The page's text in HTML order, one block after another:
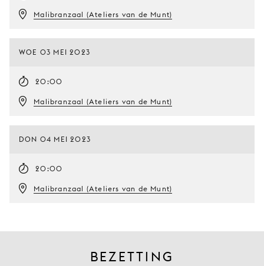
Malibranzaal (Ateliers van de Munt)
WOE 03 MEI 2023
20:00
Malibranzaal (Ateliers van de Munt)
DON 04 MEI 2023
20:00
Malibranzaal (Ateliers van de Munt)
BEZETTING